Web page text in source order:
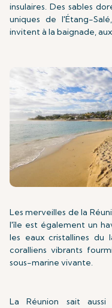
insulaires. Des sables
uniques de l'Étang-
invitent à la baignade,
Les merveilles de la
l'île est également un
les eaux cristallines du
coralliens vibrants
sous-marine vivante.
La Réunion sait